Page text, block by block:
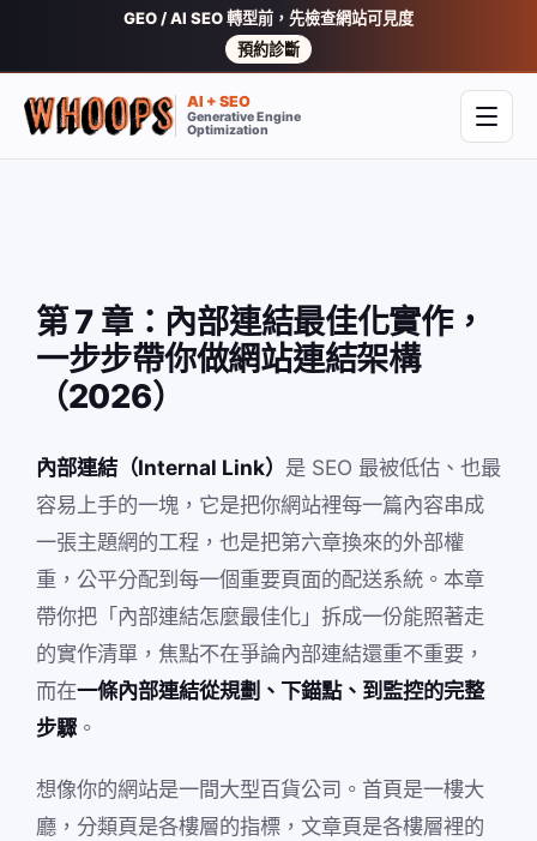
GEO / AI SEO 轉型前，先檢查網站可見度
預約診斷
AI + SEO
Generative Engine
Optimization
開啟
第 7 章：內部連結最佳化實作，
一步步帶你做網站連結架構
（2026）
內部連結（Internal Link） 是 SEO 最被低估、也最
容易上手的一塊，它是把你網站裡每一篇內容串成
一張主題網的工程，也是把第六章換來的外部權
重，公平分配到每一個重要頁面的配送系統。本章
帶你把「內部連結怎麼最佳化」拆成一份能照著走
的實作清單，焦點不在爭論內部連結還重不重要，
而在一條內部連結從規劃、下錨點、到監控的完整
步驟。
想像你的網站是一間大型百貨公司。首頁是一樓大
廳，分類頁是各樓層的指標，文章頁是各樓層裡的